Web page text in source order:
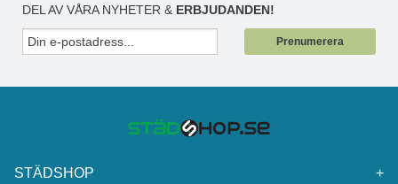
DEL AV VÅRA NYHETER & ERBJUDANDEN!
Prenumerera
STÄDSHOP +